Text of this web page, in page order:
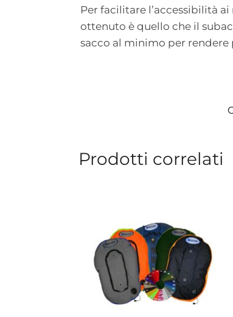
Per facilitare l’accessibilità
ottenuto è quello che il
sacco al minimo per
Prodotti correlati